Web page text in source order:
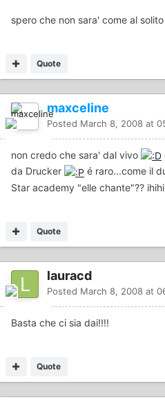
spero che non sara' come al
Quote
maxceline
Posted March 8, 2008 at
non credo che sara' dal vivo
da Drucker
é raro...come il
Star academy "elle chante"??
Quote
lauracd
Posted March 8, 2008 at
Basta che ci sia dai!!!!
Quote